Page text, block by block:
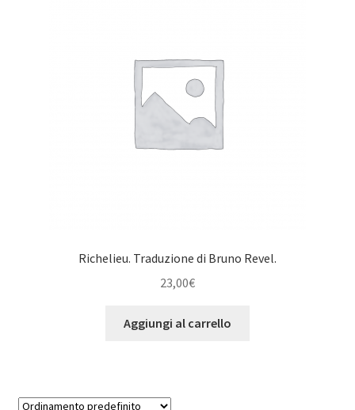
Richelieu. Traduzione di Bruno Revel.
23,00€
Aggiungi al carrello